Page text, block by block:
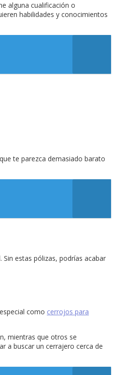
alguna cualificación o
habilidades y conocimientos
te parezca demasiado barato
estas pólizas, podrías acabar
como cerrojos para
mientras que otros se
a buscar un cerrajero cerca de